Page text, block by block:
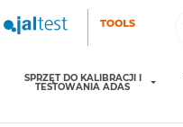
SPRZĘT DO KALIBRACJI I
TESTOWANIA ADAS